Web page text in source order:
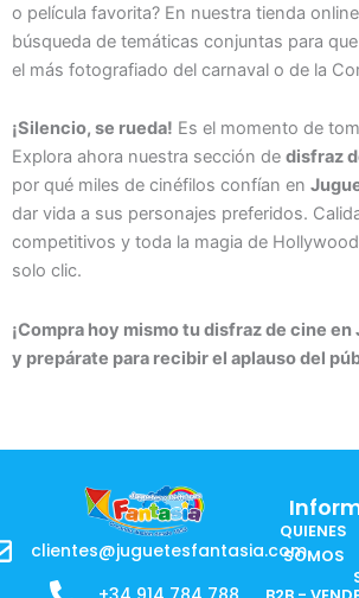
o película favorita? En nuestra tienda
búsqueda de temáticas conjuntas para
el más fotografiado del carnaval o de la
¡Silencio, se rueda! Es el momento de
Explora ahora nuestra sección de disfraz
por qué miles de cinéfilos confían en
dar vida a sus personajes preferidos.
competitivos y toda la magia de
solo clic.
¡Compra hoy mismo tu disfraz de cine
y prepárate para recibir el aplauso del
clientes@juguetesfantasia.com
QUIENES
SOMOS